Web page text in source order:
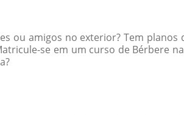
ou amigos no exterior? Tem
se em um curso de Bérbere